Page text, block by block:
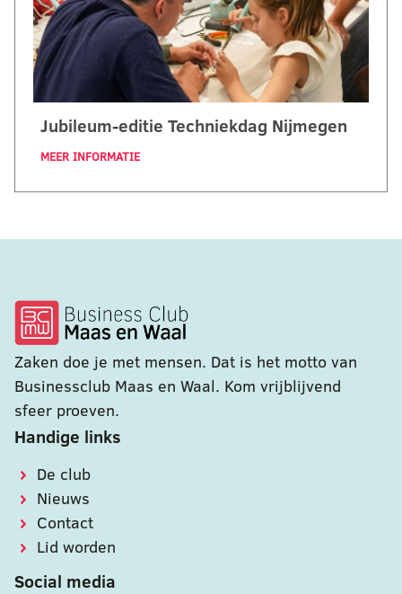
Jubileum-editie Techniekdag Nijmegen
MEER INFORMATIE
Zaken doe je met mensen. Dat is het motto van
Businessclub Maas en Waal. Kom vrijblijvend
sfeer proeven.
Handige links
De club
Nieuws
Contact
Lid worden
Social media